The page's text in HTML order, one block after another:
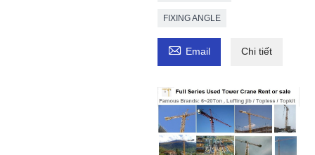
FIXING ANGLE
 Email Chi tiết